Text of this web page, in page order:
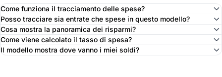
Come funziona il tracciamento delle spese?
Posso tracciare sia entrate che spese in questo modello?
Cosa mostra la panoramica dei risparmi?
Come viene calcolato il tasso di spesa?
Il modello mostra dove vanno i miei soldi?